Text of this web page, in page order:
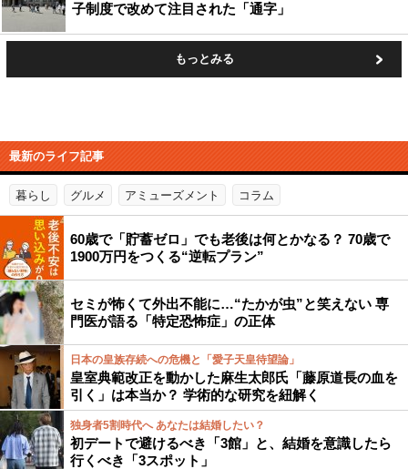
子制度で改めて注目された「通字」
もっとみる
最新のライフ記事
暮らし グルメ アミューズメント コラム
60歳で「貯蓄ゼロ」でも老後は何とかなる？ 70歳で
1900万円をつくる“逆転プラン”
セミが怖くて外出不能に…“たかが虫”と笑えない 専
門医が語る「特定恐怖症」の正体
日本の皇族存続への危機と「愛子天皇待望論」
皇室典範改正を動かした麻生太郎氏「藤原道長の血を
引く」は本当か？ 学術的な研究を紐解く
独身者5割時代へ あなたは結婚したい？
初デートで避けるべき「3館」と、結婚を意識したら
行くべき「3スポット」